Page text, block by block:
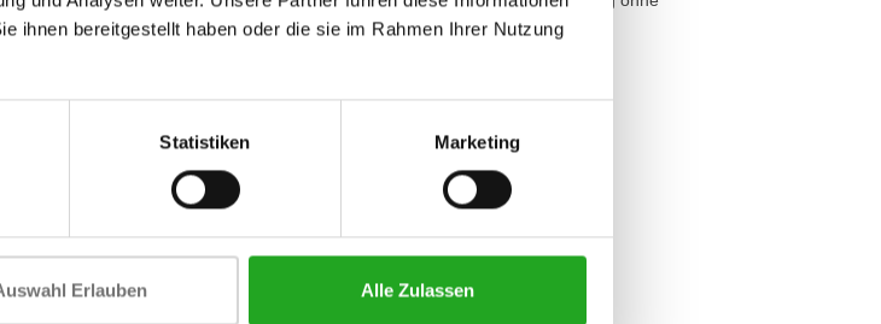
ihnen bereitgestellt haben oder die sie im Rahmen Ihrer Nutzung
Statistiken Marketing
Erlauben Alle Zulassen